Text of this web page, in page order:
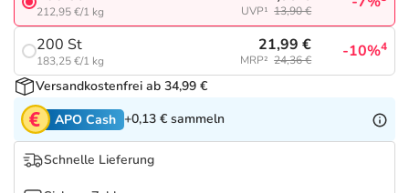
Tierapotheke
Vitamine & Mineralstoffe
Marken
Täglich gut versorgt
Salus Deals
212,95 €/1 kg UVP¹ 13,90 €
200 St
183,25 €/1 kg
21,99 €
MRP² 24,36 € -10%4
Versandkostenfrei ab 34,99 €
APO Cash +0,13 € sammeln
Schnelle Lieferung